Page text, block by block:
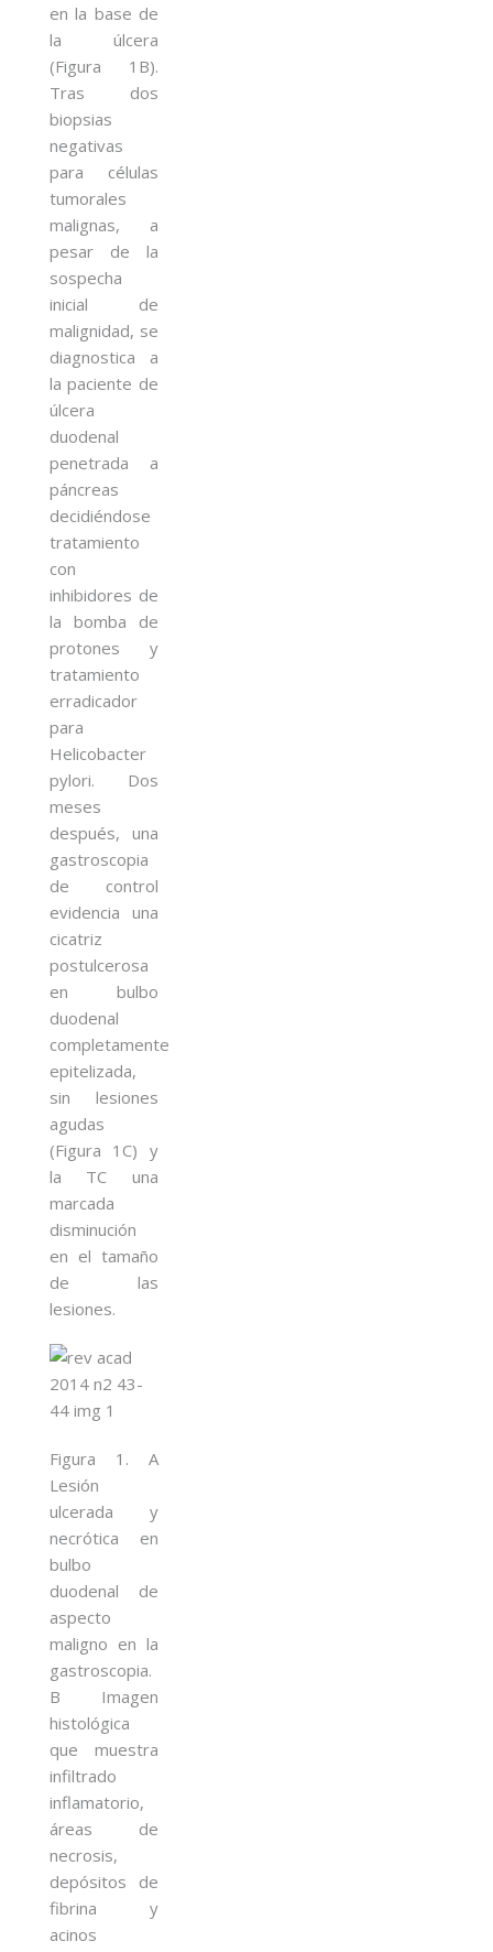
en la base de
la úlcera
(Figura 1B).
Tras dos
biopsias
negativas
para células
tumorales
malignas, a
pesar de la
sospecha
inicial de
malignidad, se
diagnostica a
la paciente de
úlcera
duodenal
penetrada a
páncreas
decidiéndose
tratamiento
con
inhibidores de
la bomba de
protones y
tratamiento
erradicador
para
Helicobacter
pylori. Dos
meses
después, una
gastroscopia
de control
evidencia una
cicatriz
postulcerosa
en bulbo
duodenal
completamente
epitelizada,
sin lesiones
agudas
(Figura 1C) y
la TC una
marcada
disminución
en el tamaño
de las
lesiones.
Figura 1. A
Lesión
ulcerada y
necrótica en
bulbo
duodenal de
aspecto
maligno en la
gastroscopia.
B Imagen
histológica
que muestra
infiltrado
inflamatorio,
áreas de
necrosis,
depósitos de
fibrina y
acinos